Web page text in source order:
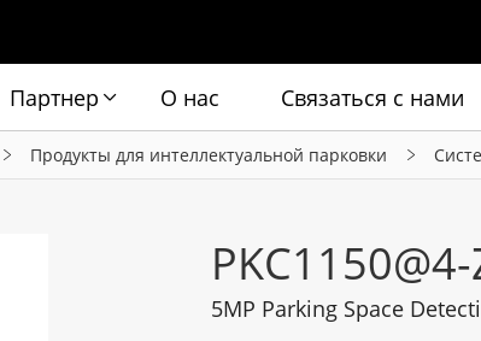
Партнер О нас Связаться с нами
Продукты для интеллектуальной парковки
5MP Parking Space